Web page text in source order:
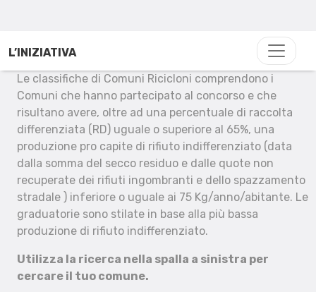
L’INIZIATIVA
Le classifiche di Comuni Ricicloni comprendono i
Comuni che hanno partecipato al concorso e che
risultano avere, oltre ad una percentuale di raccolta
differenziata (RD) uguale o superiore al 65%, una
produzione pro capite di rifiuto indifferenziato (data
dalla somma del secco residuo e dalle quote non
recuperate dei rifiuti ingombranti e dello spazzamento
stradale ) inferiore o uguale ai 75 Kg/anno/abitante. Le
graduatorie sono stilate in base alla più bassa
produzione di rifiuto indifferenziato.
Utilizza la ricerca nella spalla a sinistra per
cercare il tuo comune.